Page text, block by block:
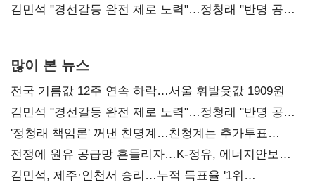
다툼 격화
김민석 "경선갈등 완전 제로 노력"…정청래 "반명 공세
많이 본 뉴스
전국 기름값 12주 연속 하락…서울 휘발윳값 1909원
김민석 "경선갈등 완전 제로 노력"…정청래 "반명 공세
사과부터"
'정청래 책임론' 꺼낸 친명계…친청계는 추가투표
때리기
전쟁에 원유 공급망 흔들리자…K-정유, 에너지안보
핵심으로 재부상
김민석, 제주·인천서 승리…누적 득표율 '1위